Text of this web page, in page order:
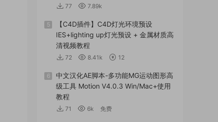
77 7.89k
5
【C4D插件】C4D灯光环境预设
IES+lighting up灯光预设 + 金属材质高
清视频教程
72 8.41k 12
6
中文汉化AE脚本-多功能MG运动图形高
级工具 Motion V4.0.3 Win/Mac+使用
教程
71 6k 免费